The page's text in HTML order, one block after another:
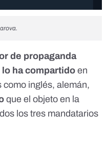
de propaganda
lo ha compartido en
como inglés, alemán,
que el objeto en la
los tres mandatarios